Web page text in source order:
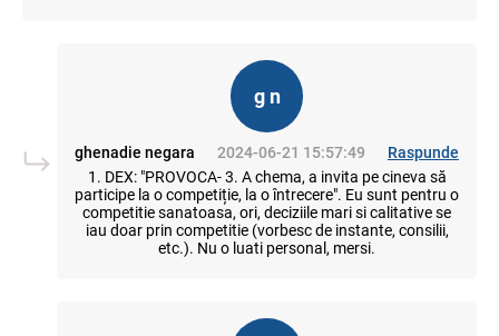
g n
ghenadie negara 2024-06-21 15:57:49
Raspunde
1. DEX: "PROVOCA- 3. A chema, a invita pe cineva să
participe la o competiție, la o întrecere". Eu sunt pentru o
competitie sanatoasa, ori, deciziile mari si calitative se
iau doar prin competitie (vorbesc de instante, consilii,
etc.). Nu o luati personal, mersi.